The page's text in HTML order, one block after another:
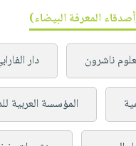
المعرفة البيضاء)
ناشرون دار
المؤسسة العربية